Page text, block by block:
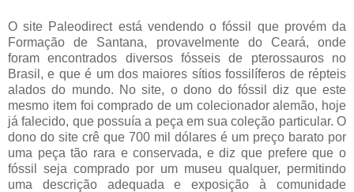
O site Paleodirect está vendendo o fóssil que provém da
Formação de Santana, provavelmente do Ceará, onde
foram encontrados diversos fósseis de pterossauros no
Brasil, e que é um dos maiores sítios fossilíferos de répteis
alados do mundo. No site, o dono do fóssil diz que este
mesmo item foi comprado de um colecionador alemão, hoje
já falecido, que possuía a peça em sua coleção particular. O
dono do site crê que 700 mil dólares é um preço barato por
uma peça tão rara e conservada, e diz que prefere que o
fóssil seja comprado por um museu qualquer, permitindo
uma descrição adequada e exposição à comunidade